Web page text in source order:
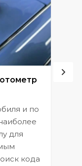
и по
для
кода